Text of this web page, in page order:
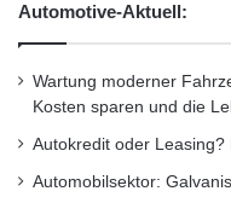
Kernfunktionen. So
darzustellen,
Vorteile: Dadurch
g
s
P
r
Automotive-Aktuell:
Wartung moderner
Kosten sparen und die
Autokredit oder Leasing?
Automobilsektor: